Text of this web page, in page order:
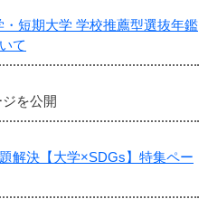
短期大学 学校推薦型選抜年鑑
て
を公開
解決【大学×SDGs】特集ペー